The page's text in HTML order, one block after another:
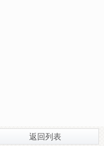
返回列表